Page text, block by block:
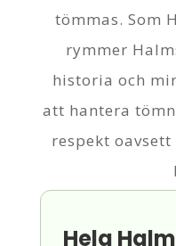
tömmas. Som
rymmer
historia och
att hantera
respekt
Hela